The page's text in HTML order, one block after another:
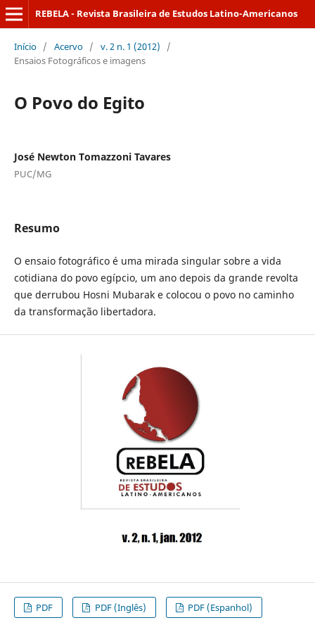
REBELA - Revista Brasileira de Estudos Latino-Americanos
Início / Acervo / v. 2 n. 1 (2012)
/
Ensaios Fotográficos e imagens
O Povo do Egito
José Newton Tomazzoni Tavares
PUC/MG
Resumo
O ensaio fotográfico é uma mirada singular sobre a vida
cotidiana do povo egípcio, um ano depois da grande revolta
que derrubou Hosni Mubarak e colocou o povo no caminho
da transformação libertadora.
PDF PDF (Inglês) PDF (Espanhol)